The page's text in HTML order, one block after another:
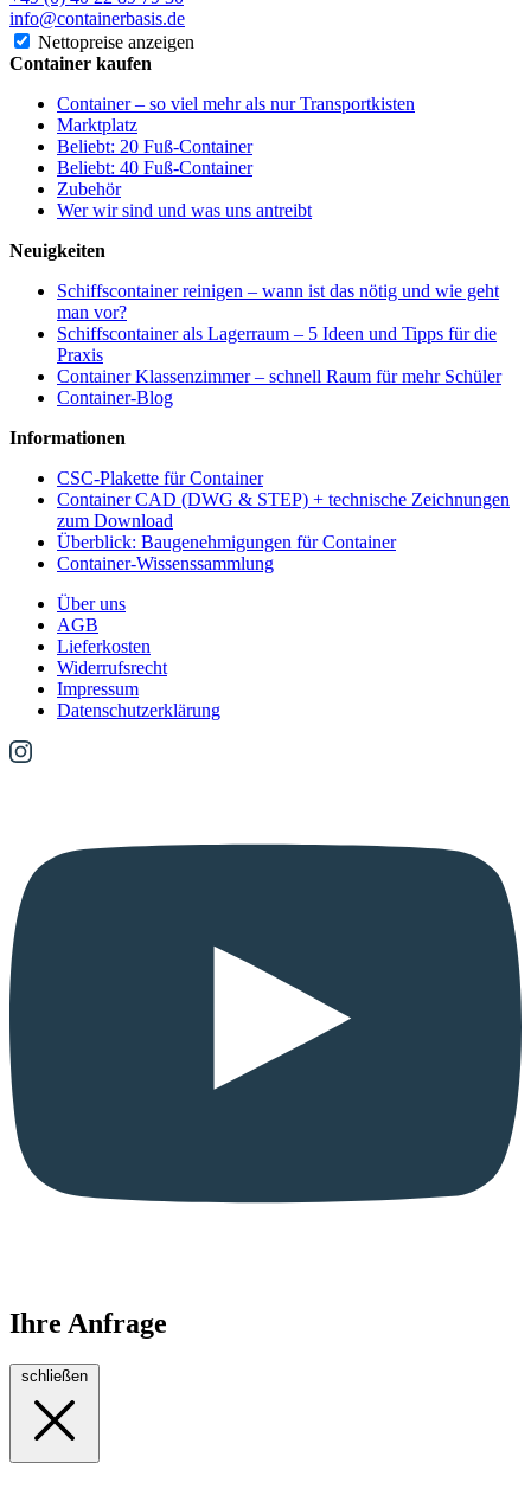
info@containerbasis.de
Nettopreise anzeigen
Container kaufen
Container – so viel mehr als nur Transportkisten
Marktplatz
Beliebt: 20 Fuß-Container
Beliebt: 40 Fuß-Container
Zubehör
Wer wir sind und was uns antreibt
Neuigkeiten
Schiffscontainer reinigen – wann ist das nötig und wie geht
man vor?
Schiffscontainer als Lagerraum – 5 Ideen und Tipps für die
Praxis
Container Klassenzimmer – schnell Raum für mehr Schüler
Container-Blog
Informationen
CSC-Plakette für Container
Container CAD (DWG & STEP) + technische Zeichnungen
zum Download
Überblick: Baugenehmigungen für Container
Container-Wissenssammlung
Über uns
AGB
Lieferkosten
Widerrufsrecht
Impressum
Datenschutzerklärung
Ihre Anfrage